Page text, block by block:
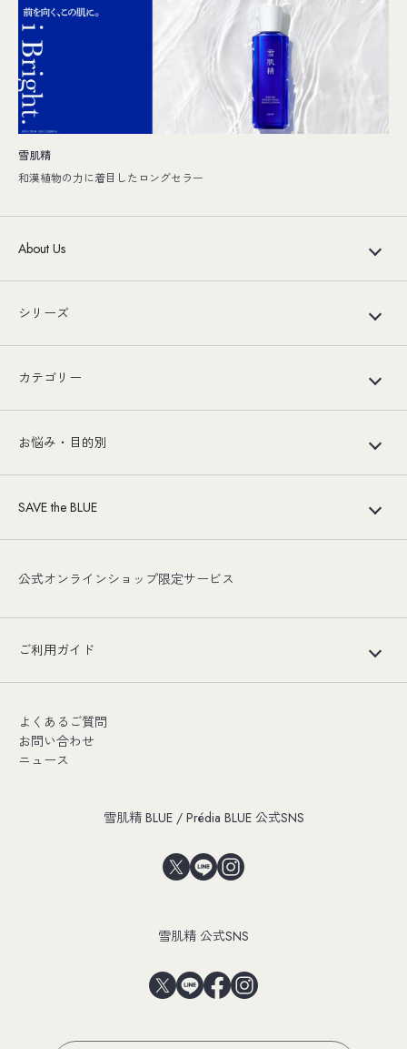
雪肌精
和漢植物の力に着目したロングセラー
About Us
シリーズ
カテゴリー
お悩み・目的別
SAVE the BLUE
公式オンラインショップ限定サービス
ご利用ガイド
よくあるご質問
お問い合わせ
ニュース
雪肌精 BLUE / Prédia BLUE 公式SNS
雪肌精 公式SNS